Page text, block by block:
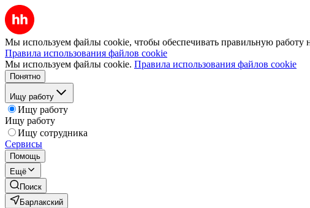
Мы используем файлы cookie, чтобы обеспечивать правильную работу
Правила использования файлов cookie
Мы используем файлы cookie. Правила использования файлов cookie
Понятно
Ищу работу
Ищу работу
Ищу работу
Ищу сотрудника
Сервисы
Помощь
Ещё
Поиск
Барлакский